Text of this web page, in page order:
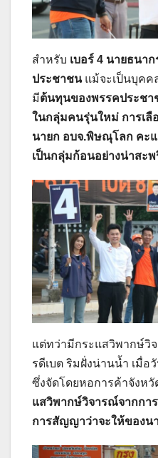
สำหรับ เบอร์ 4 นายธนา
ประชาชนแม้จะเป็นบุคค
มีต้นทุนของพรรคประช
ในกลุ่มคนรุ่นใหม่ การเลื
นายก อบจ.พิษณุโลก คะ
เป็นกลุ่มก้อนอย่างน่าสะพ
แต่ทว่ามีกระแสวิพากษ์วิ
รดีเบต ริมฝั่งน่านน้ำ เมื่
ซึ่งจัดโดยหอการค้าจังห
แสวิพากษ์วิจารณ์จากกา
การสัญญาว่าจะให้ของน